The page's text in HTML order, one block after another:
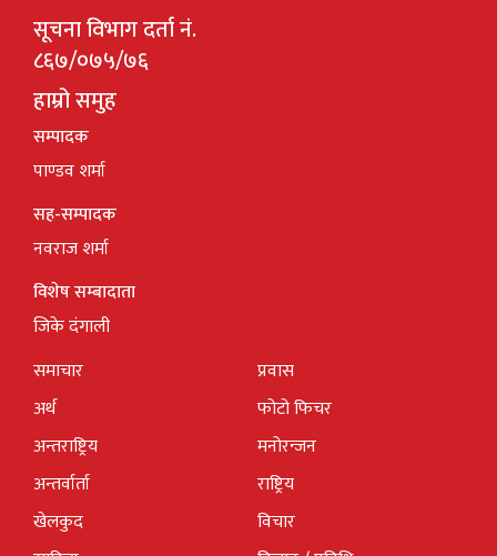
सूचना विभाग दर्ता नं.
८६७/०७५/७६
हाम्रो समुह
सम्पादक
पाण्डव शर्मा
सह-सम्पादक
नवराज शर्मा
विशेष सम्बादाता
जिके दंगाली
समाचार
अर्थ
अन्तराष्ट्रिय
अन्तर्वार्ता
खेलकुद
प्रवास
फोटो फिचर
मनोरन्जन
राष्ट्रिय
विचार